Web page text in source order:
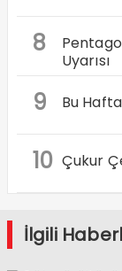
8
Uyarısı
9 Bu
10 Çukur
İlgili